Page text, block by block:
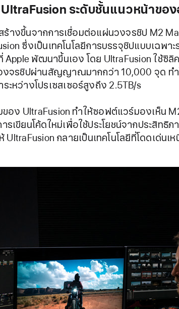
UltraFusion ระดับชั้นแนวหน้าขอ
ร้างขึ้นจากการเชื่อมต่อแผ่นวงจรชิป M2
ซึ่งเป็นเทคโนโลยีการบรรจุชิปแบบเฉพา
Apple พัฒนาขึ้นเอง โดย UltraFusion ใช้ซิลิ
งจรชิปผ่านสัญญาณมากกว่า 10,000 จุด ท
ะหว่างโปรเซสเซอร์สูงถึง 2.5TB/s
อง UltraFusion ทำให้ซอฟต์แวร์มองเห็น
รเขียนโค้ดใหม่เพื่อใช้ประโยชน์จากประสิท
UltraFusion กลายเป็นเทคโนโลยีที่โดดเด่นเ